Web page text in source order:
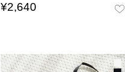
¥2,640